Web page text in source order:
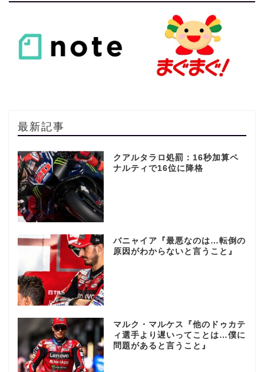
最新記事
クアルタラロ処罰：16秒加算ペ
ナルティで16位に降格
バニャイア『最悪なのは…転倒の
原因がわからないと言うこと』
マルク・マルケス『他のドゥカテ
ィ選手より遅いってことは…僕に
問題があると言うこと』